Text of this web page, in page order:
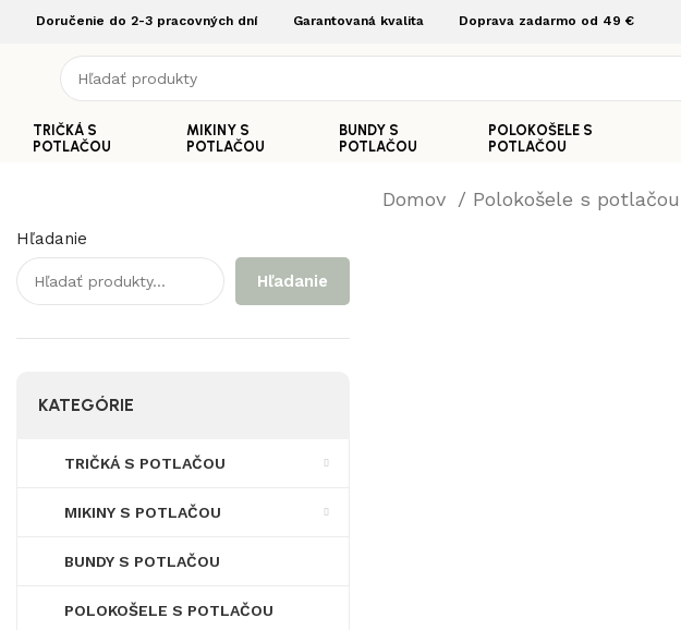
Doručenie do 2-3 pracovných dní Garantovaná kvalita Doprava zadarmo od 49 €
TRIČKÁ S
POTLAČOU
MIKINY S
POTLAČOU
BUNDY S
POTLAČOU
POLOKOŠELE S
POTLAČOU
Domov Polokošele s potlačou
Hľadanie
Hľadanie
KATEGÓRIE
TRIČKÁ S POTLAČOU
MIKINY S POTLAČOU
BUNDY S POTLAČOU
POLOKOŠELE S POTLAČOU